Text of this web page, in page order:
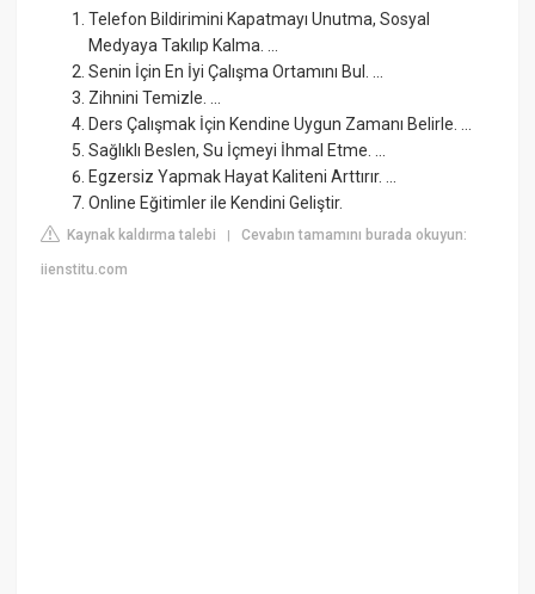
Telefon Bildirimini Kapatmayı Unutma, Sosyal
Medyaya Takılıp Kalma. ...
Senin İçin En İyi Çalışma Ortamını Bul. ...
Zihnini Temizle. ...
Ders Çalışmak İçin Kendine Uygun Zamanı Belirle. ...
Sağlıklı Beslen, Su İçmeyi İhmal Etme. ...
Egzersiz Yapmak Hayat Kaliteni Arttırır. ...
Online Eğitimler ile Kendini Geliştir.
Kaynak kaldırma talebi |Cevabın tamamını burada okuyun:
iienstitu.com